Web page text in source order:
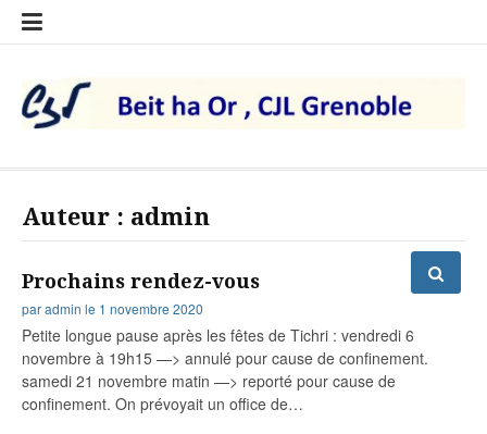
Aller
et
sommes-
Auteur : admin
Prochains rendez-vous
paradmin le 1 novembre 2020
Petite longue pause après les fêtes de Tichri : vendredi 6
novembre à 19h15 —> annulé pour cause de confinement.
samedi 21 novembre matin —> reporté pour cause de
confinement. On prévoyait un office de…